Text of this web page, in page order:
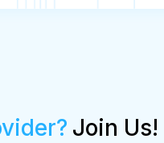
Join Us!